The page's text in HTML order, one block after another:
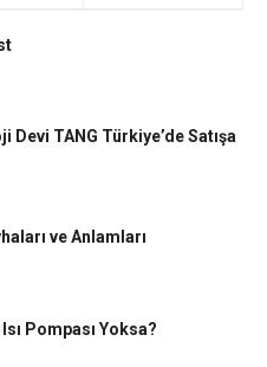
Devi TANG Türkiye’de Satışa
ve Anlamları
Pompası Yoksa?